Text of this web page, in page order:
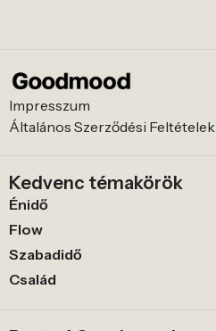
Impresszum
Általános Szerződési Feltételek
Kedvenc témakörök
Énidő
Flow
Szabadidő
Család